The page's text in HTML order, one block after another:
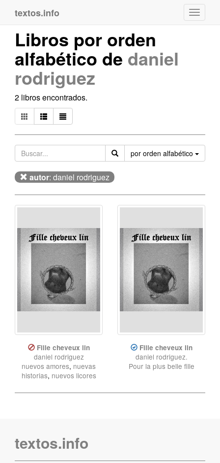
textos.info
Libros por orden
alfabético de daniel
rodriguez
2 libros encontrados.
por orden alfabético
autor: daniel rodriguez
Fille cheveux lin
daniel rodriguez
nuevos amores, nuevas
historias, nuevos licores
Fille cheveux lin
daniel rodriguez.
Pour la plus belle fille
textos.info